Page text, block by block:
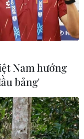
tại các công
2) tại Công ty
Vàng bạc Đá quý
tư vàng Phú Quý,
Nam hướng
bảng'